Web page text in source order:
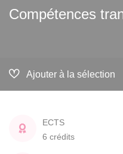
Compétences
Ajouter à la sélection
ECTS
6 crédits